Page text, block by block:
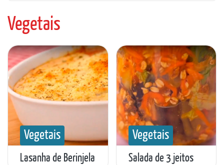
Vegetais
Vegetais
Lasanha de Berinjela
Vegetais
Salada de 3 jeitos